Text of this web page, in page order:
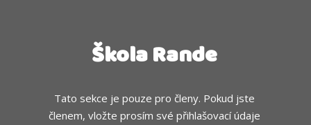
Škola Rande
Tato sekce je pouze pro členy. Pokud jste
členem, vložte prosím své přihlašovací údaje